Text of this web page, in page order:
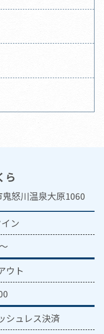
ら
怒川温泉大原1060
ン
ウト
シュレス決済